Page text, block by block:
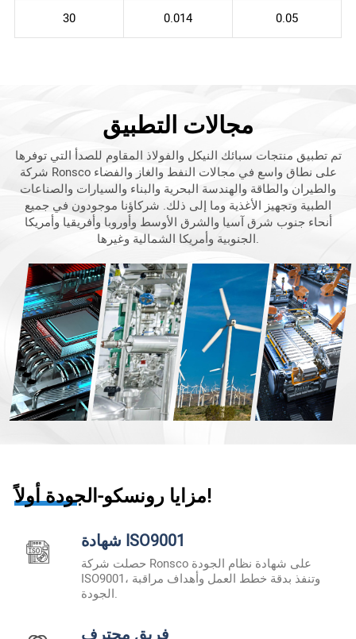
30 0.014 0.05
مجالات التطبيق
تم تطبيق منتجات سبائك النيكل والفولاذ المقاوم للصدأ التي توفرها
شركة Ronsco على نطاق واسع في مجالات النفط والغاز والفضاء
والطيران والطاقة والهندسة البحرية والبناء والسيارات والصناعات
الطبية وتجهيز الأغذية وما إلى ذلك. شركاؤنا موجودون في جميع
أنحاء جنوب شرق آسيا والشرق الأوسط وأوروبا وأفريقيا وأمريكا
الجنوبية وأمريكا الشمالية وغيرها.
مزايا رونسكو-الجودة أولاً!
شهادة ISO9001
حصلت شركة Ronsco على شهادة نظام الجودة
ISO9001، وتنفذ بدقة خطط العمل وأهداف مراقبة
الجودة.
فريق محترف